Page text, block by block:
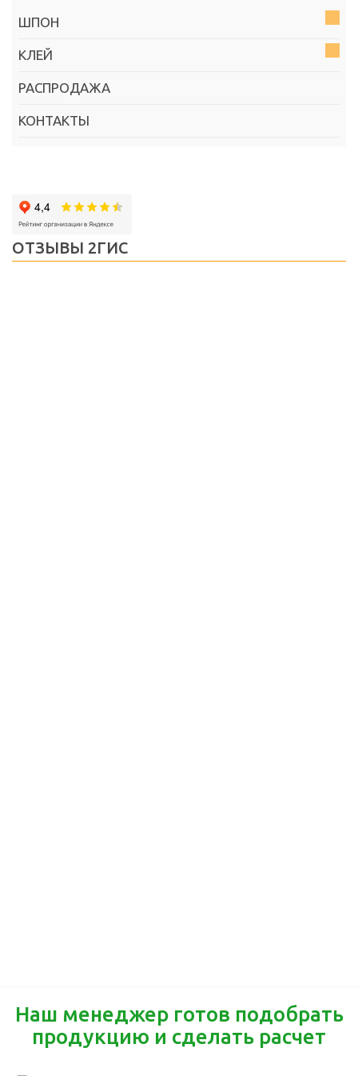
ШПОН
КЛЕЙ
РАСПРОДАЖА
КОНТАКТЫ
ОТЗЫВЫ 2ГИС
Наш менеджер готов подобрать
продукцию и сделать расчет